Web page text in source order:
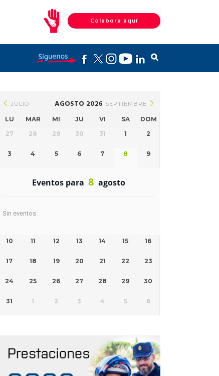
Colabora aquí
JULIO AGOSTO 2026 SEPTIEMBRE
LU MAR MI JU VI SA
DOM
27
28 29 30 31 1 2
3 4 5 6 7 8 9
Eventos para 8 agosto
Sin eventos
10 11 12 13 14 15 16
17 18 19 20 21 22 23
24 25 26 27 28 29 30
31 1 2 3 4 5 6